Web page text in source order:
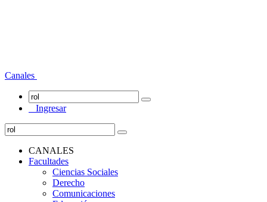
Canales
Ingresar
CANALES
Facultades
Ciencias Sociales
Derecho
Comunicaciones